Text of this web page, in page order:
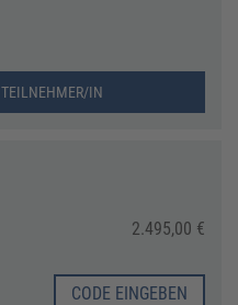
IN
2.495,00 €
CODE EINGEBEN